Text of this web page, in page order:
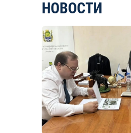
НОВОСТИ